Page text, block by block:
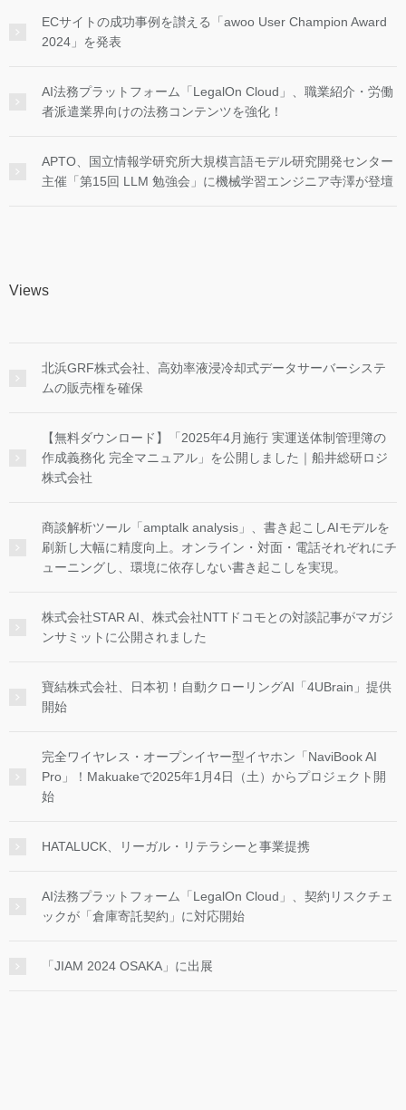
ECサイトの成功事例を讃える「awoo User Champion Award
2024」を発表
AI法務プラットフォーム「LegalOn Cloud」、職業紹介・労働
者派遣業界向けの法務コンテンツを強化！
APTO、国立情報学研究所大規模言語モデル研究開発センター
主催「第15回 LLM 勉強会」に機械学習エンジニア寺澤が登壇
Views
北浜GRF株式会社、高効率液浸冷却式データサーバーシステ
ムの販売権を確保
【無料ダウンロード】「2025年4月施行 実運送体制管理簿の
作成義務化 完全マニュアル」を公開しました｜船井総研ロジ
株式会社
商談解析ツール「amptalk analysis」、書き起こしAIモデルを
刷新し大幅に精度向上。オンライン・対面・電話それぞれにチ
ューニングし、環境に依存しない書き起こしを実現。
株式会社STAR AI、株式会社NTTドコモとの対談記事がマガジ
ンサミットに公開されました
寶結株式会社、日本初！自動クローリングAI「4UBrain」提供
開始
完全ワイヤレス・オープンイヤー型イヤホン「NaviBook AI
Pro」！Makuakeで2025年1月4日（土）からプロジェクト開
始
HATALUCK、リーガル・リテラシーと事業提携
AI法務プラットフォーム「LegalOn Cloud」、契約リスクチェ
ックが「倉庫寄託契約」に対応開始
「JIAM 2024 OSAKA」に出展